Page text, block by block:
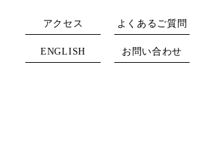
アクセス よくあるご質問
ENGLISH お問い合わせ